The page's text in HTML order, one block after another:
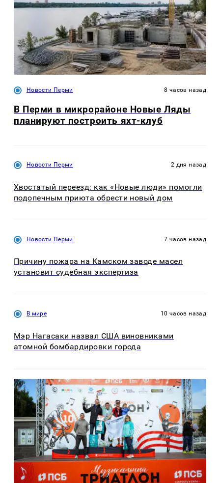
Новости Перми 8 часов назад
В Перми в микрорайоне Новые Ляды
планируют построить яхт-клуб
Новости Перми 2 дня назад
Хвостатый переезд: как «Новые люди» помогли
подопечным приюта обрести новый дом
Новости Перми 7 часов назад
Причину пожара на Камском заводе масел
установит судебная экспертиза
В мире 10 часов назад
Мэр Нагасаки назвал США виновниками
атомной бомбардировки города